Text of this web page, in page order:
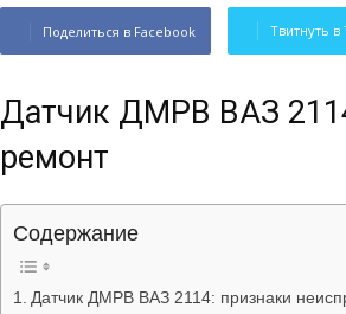
Поделиться в Facebook Твитнуть
Датчик ДМРВ ВАЗ
ремонт
Содержание
Датчик ДМРВ ВАЗ 2114: признаки